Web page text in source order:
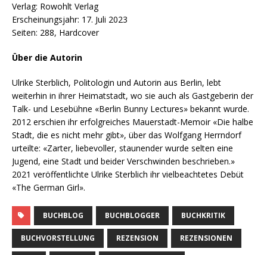
Verlag: Rowohlt Verlag
Erscheinungsjahr: 17. Juli 2023
Seiten: 288, Hardcover
Über die Autorin
Ulrike Sterblich, Politologin und Autorin aus Berlin, lebt
weiterhin in ihrer Heimatstadt, wo sie auch als Gastgeberin der
Talk- und Lesebühne «Berlin Bunny Lectures» bekannt wurde.
2012 erschien ihr erfolgreiches Mauerstadt-Memoir «Die halbe
Stadt, die es nicht mehr gibt», über das Wolfgang Herrndorf
urteilte: «Zarter, liebevoller, staunender wurde selten eine
Jugend, eine Stadt und beider Verschwinden beschrieben.»
2021 veröffentlichte Ulrike Sterblich ihr vielbeachtetes Debüt
«The German Girl».
BUCHBLOG BUCHBLOGGER BUCHKRITIK
BUCHVORSTELLUNG REZENSION REZENSIONEN